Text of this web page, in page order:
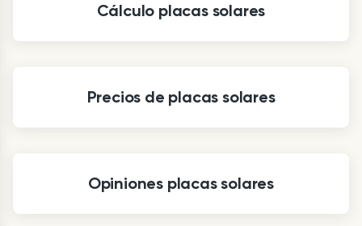
Cálculo placas solares
Precios de placas solares
Opiniones placas solares